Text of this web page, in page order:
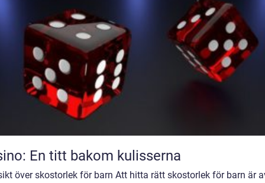
En titt bakom kulisserna
över skostorlek för barn Att hitta rätt skostorlek för barn är